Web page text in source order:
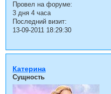
Провел на форуме:
3 дня 4 часа
Последний визит:
13-09-2011 18:29:30
Катерина
Сущность